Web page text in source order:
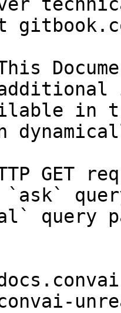
in
GET
`ask`
query